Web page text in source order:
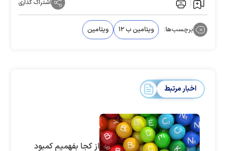
اشتراک گذاری
برچسب‌ها: ویتامین ب ۱۲ ویتامین
اخبار مرتبط
از کجا بفهمیم کمبود